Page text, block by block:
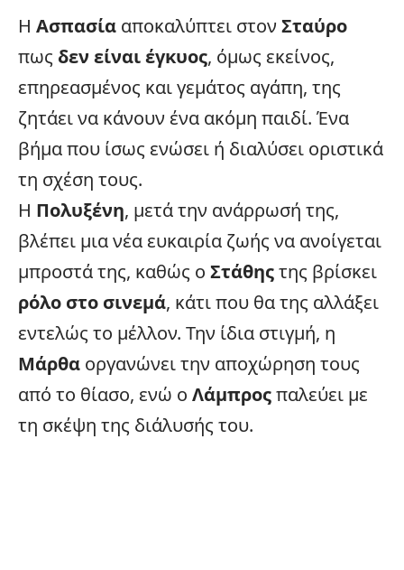
Η Ασπασία αποκαλύπτει στον Σταύρο
πως δεν είναι έγκυος, όμως εκείνος,
επηρεασμένος και γεμάτος αγάπη, της
ζητάει να κάνουν ένα ακόμη παιδί. Ένα
βήμα που ίσως ενώσει ή διαλύσει οριστικά
τη σχέση τους.
Η Πολυξένη, μετά την ανάρρωσή της,
βλέπει μια νέα ευκαιρία ζωής να ανοίγεται
μπροστά της, καθώς ο Στάθηςτης βρίσκει
ρόλο στο σινεμά, κάτι που θα της αλλάξει
εντελώς το μέλλον. Την ίδια στιγμή, η
Μάρθα οργανώνει την αποχώρηση τους
από το θίασο, ενώ ο Λάμπροςπαλεύει με
τη σκέψη της διάλυσής του.